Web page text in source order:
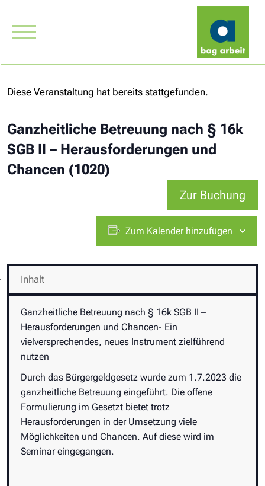
Diese Veranstaltung hat bereits stattgefunden.
Ganzheitliche Betreuung nach § 16k
SGB II – Herausforderungen und
Chancen (1020)
Zur Buchung
Zum Kalender hinzufügen
Inhalt
Ganzheitliche Betreuung nach § 16k SGB II –
Herausforderungen und Chancen- Ein
vielversprechendes, neues Instrument zielführend
nutzen
Durch das Bürgergeldgesetz wurde zum 1.7.2023 die
ganzheitliche Betreuung eingeführt. Die offene
Formulierung im Gesetzt bietet trotz
Herausforderungen in der Umsetzung viele
Möglichkeiten und Chancen. Auf diese wird im
Seminar eingegangen.